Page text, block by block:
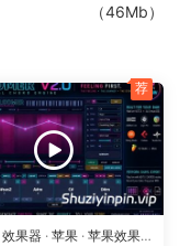
真正脱颖而出
、音频效果或您能
音设计环境，供您
（46Mb）
效果器 · 苹果 · 苹果效果
荐